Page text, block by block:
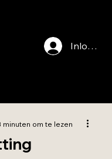
Inloggen
minuten om te lezen